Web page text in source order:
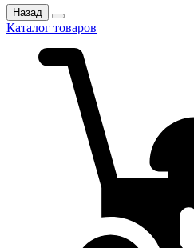
Назад
Каталог товаров